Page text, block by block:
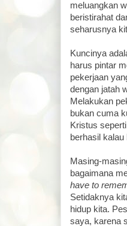
meluangkan
beristirahat
seharusnya
Kuncinya
harus pintar
pekerjaan
dengan jatah
Melakukan
bukan cuma
Kristus
berhasil
Masing-
bagaimana
have to
Setidaknya
hidup kita.
saya, karena